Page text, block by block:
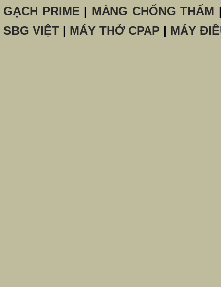
GẠCH PRIME | MÀNG CHỐNG THẤM
SBG VIỆT | MÁY THỞ CPAP | MÁY